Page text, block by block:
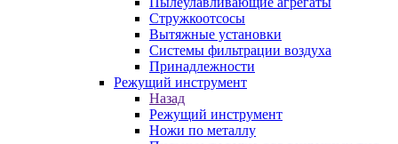
Стружкоотсосы
Вытяжные установки
Системы фильтрации воздуха
Принадлежности
Режущий инструмент
Назад
Режущий инструмент
Ножи по металлу